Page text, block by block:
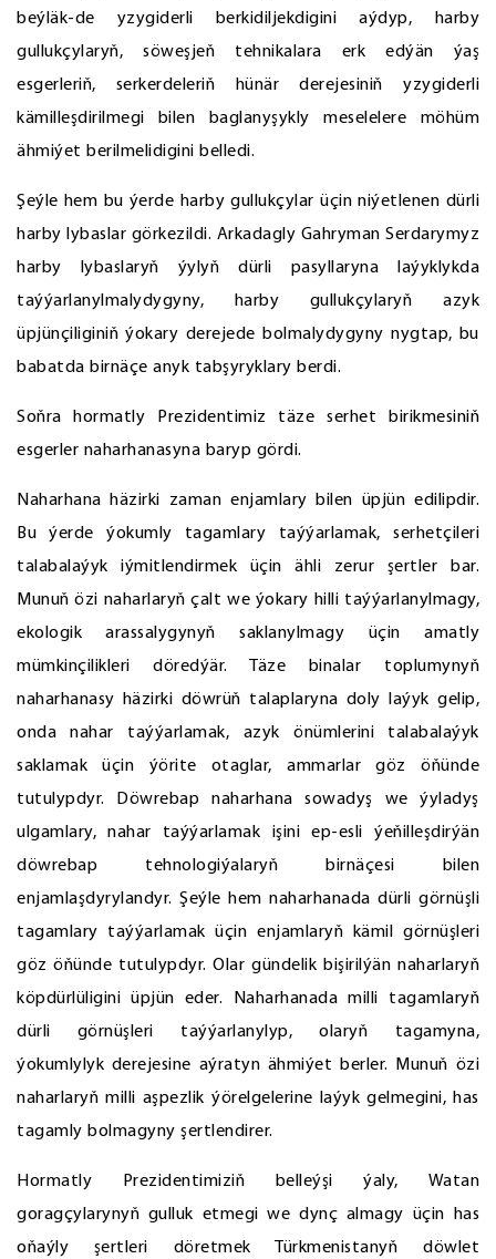
beýläk-de yzygiderli berkidiljekdigini aýdyp, harby
gullukçylaryň, söweşjeň tehnikalara erk edýän ýaş
esgerleriň, serkerdeleriň hünär derejesiniň yzygiderli
kämilleşdirilmegi bilen baglanyşykly meselelere möhüm
ähmiýet berilmelidigini belledi.
Şeýle hem bu ýerde harby gullukçylar üçin niýetlenen dürli
harby lybaslar görkezildi. Arkadagly Gahryman Serdarymyz
harby lybaslaryň ýylyň dürli pasyllaryna laýyklykda
taýýarlanylmalydygyny, harby gullukçylaryň azyk
üpjünçiliginiň ýokary derejede bolmalydygyny nygtap, bu
babatda birnäçe anyk tabşyryklary berdi.
Soňra hormatly Prezidentimiz täze serhet birikmesiniň
esgerler naharhanasyna baryp gördi.
Naharhana häzirki zaman enjamlary bilen üpjün edilipdir.
Bu ýerde ýokumly tagamlary taýýarlamak, serhetçileri
talabalaýyk iýmitlendirmek üçin ähli zerur şertler bar.
Munuň özi naharlaryň çalt we ýokary hilli taýýarlanylmagy,
ekologik arassalygynyň saklanylmagy üçin amatly
mümkinçilikleri döredýär. Täze binalar toplumynyň
naharhanasy häzirki döwrüň talaplaryna doly laýyk gelip,
onda nahar taýýarlamak, azyk önümlerini talabalaýyk
saklamak üçin ýörite otaglar, ammarlar göz öňünde
tutulypdyr. Döwrebap naharhana sowadyş we ýyladyş
ulgamlary, nahar taýýarlamak işini ep-esli ýeňilleşdirýän
döwrebap tehnologiýalaryň birnäçesi bilen
enjamlaşdyrylandyr. Şeýle hem naharhanada dürli görnüşli
tagamlary taýýarlamak üçin enjamlaryň kämil görnüşleri
göz öňünde tutulypdyr. Olar gündelik bişirilýän naharlaryň
köpdürlüligini üpjün eder. Naharhanada milli tagamlaryň
dürli görnüşleri taýýarlanylyp, olaryň tagamyna,
ýokumlylyk derejesine aýratyn ähmiýet berler. Munuň özi
naharlaryň milli aşpezlik ýörelgelerine laýyk gelmegini, has
tagamly bolmagyny şertlendirer.
Hormatly Prezidentimiziň belleýşi ýaly, Watan
goragçylarynyň gulluk etmegi we dynç almagy üçin has
oňaýly şertleri döretmek Türkmenistanyň döwlet